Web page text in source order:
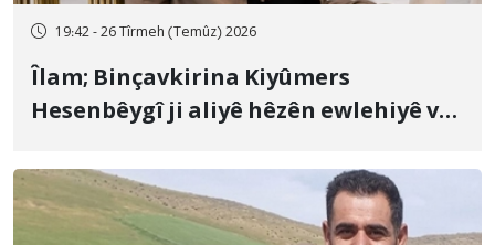
19:42 - 26 Tîrmeh (Temûz) 2026
Îlam; Binçavkirina Kiyûmers
Hesenbêygî ji aliyê hêzên ewlehiyê ve